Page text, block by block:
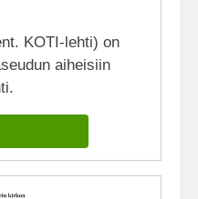
KOTI-lehti) on
aiheisiin